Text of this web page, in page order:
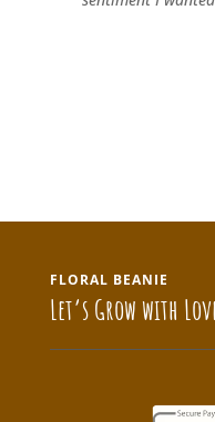
FLORAL BEANIE
Let’s Grow with